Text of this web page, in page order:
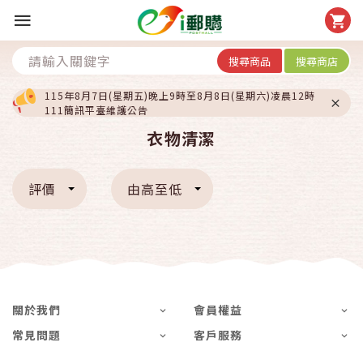
搜尋商品 搜尋商店
115年8月7日(星期五)晚上9時至8月8日(星期六)凌晨12時
111簡訊平臺維護公告
衣物清潔
評價 由高至低
關於我們
會員權益
常見問題
客戶服務